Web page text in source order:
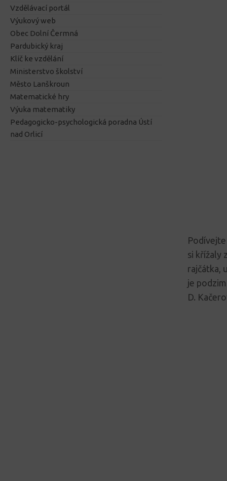
si křížaly
rajčátka,
je
D.
Vzdělávací portál
Výukový web
Obec Dolní Čermná
Pardubický kraj
Klíč ke vzdělání
Ministerstvo školství
Město Lanškroun
Matematické hry
Výuka matematiky
Pedagogicko-psychologická poradna Ústí
nad Orlicí